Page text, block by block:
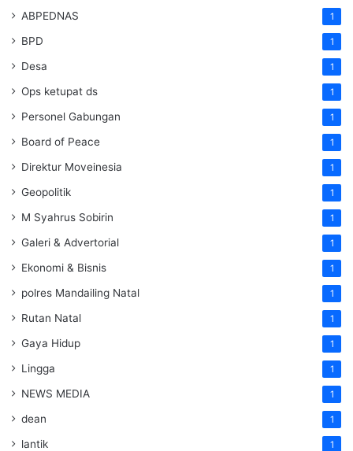
ABPEDNAS 1
BPD 1
Desa 1
Ops ketupat ds 1
Personel Gabungan 1
Board of Peace 1
Direktur Moveinesia 1
Geopolitik 1
M Syahrus Sobirin 1
Galeri & Advertorial 1
Ekonomi & Bisnis 1
polres Mandailing Natal 1
Rutan Natal 1
Gaya Hidup 1
Lingga 1
NEWS MEDIA 1
dean 1
lantik 1